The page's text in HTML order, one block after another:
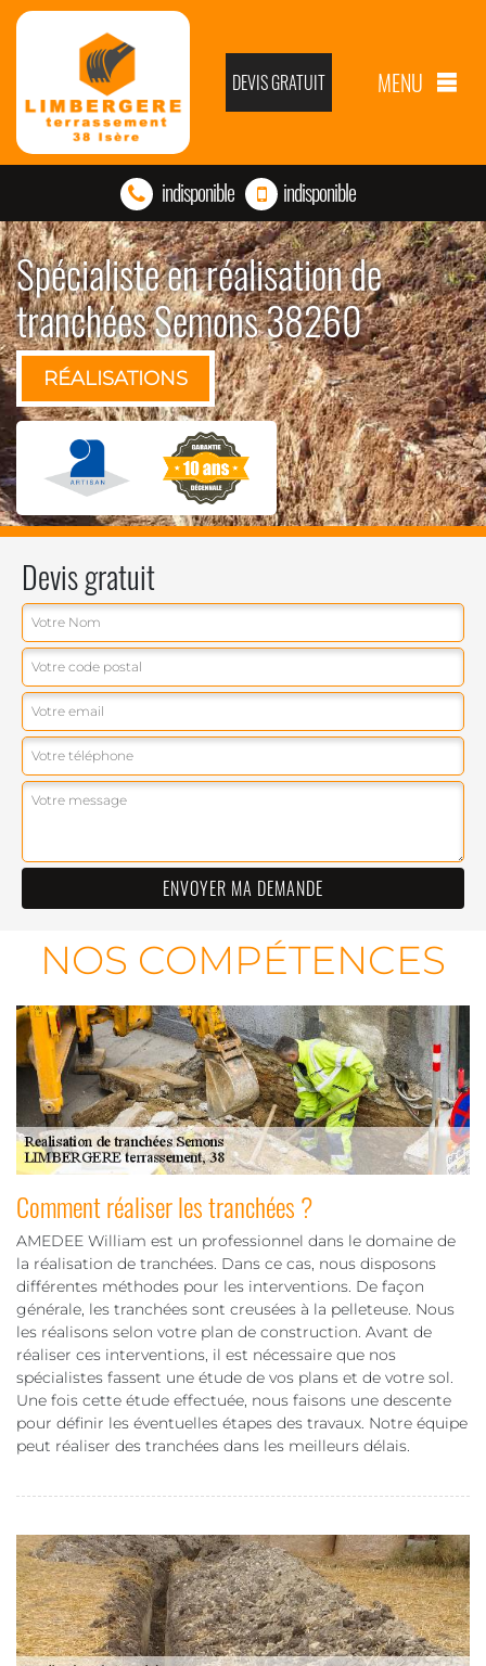
DEVIS GRATUIT MENU
indisponible indisponible
Spécialiste en réalisation de
tranchées Semons 38260
RÉALISATIONS
Devis gratuit
NOS COMPÉTENCES
Comment réaliser les tranchées ?
AMEDEE William est un professionnel dans le domaine de
la réalisation de tranchées. Dans ce cas, nous disposons
différentes méthodes pour les interventions. De façon
générale, les tranchées sont creusées à la pelleteuse. Nous
les réalisons selon votre plan de construction. Avant de
réaliser ces interventions, il est nécessaire que nos
spécialistes fassent une étude de vos plans et de votre sol.
Une fois cette étude effectuée, nous faisons une descente
pour définir les éventuelles étapes des travaux. Notre équipe
peut réaliser des tranchées dans les meilleurs délais.